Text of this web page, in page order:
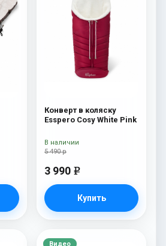
Конверт в коляску
Esspero Cosy White Pink
5 490 р
3 990 e
Купить
В наличии
Видео